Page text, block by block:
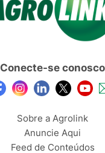
Conecte-se conosco
Sobre a Agrolink
Anuncie Aqui
Feed de Conteúdos